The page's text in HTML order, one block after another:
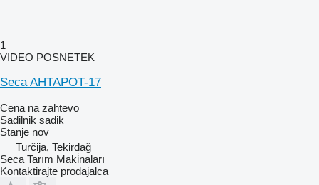
1
VIDEO POSNETEK
Seca AHTAPOT-17
Cena na zahtevo
Sadilnik sadik
Stanje nov
Turčija, Tekirdağ
Seca Tarım Maki̇naları
Kontaktirajte prodajalca